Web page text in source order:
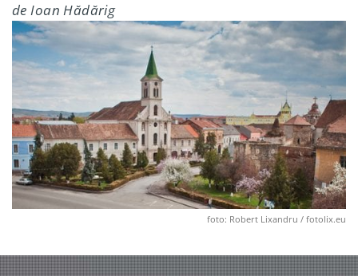
de Ioan Hădărig
foto: Robert Lixandru / fotolix.eu